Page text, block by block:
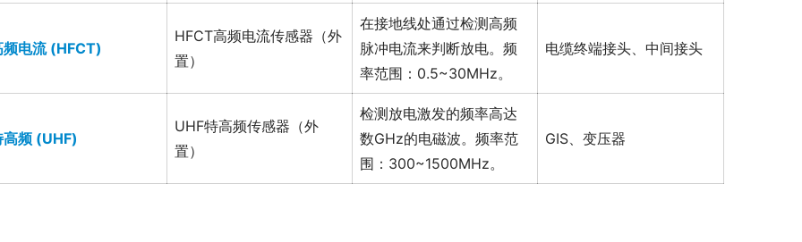
频电流 (HFCT)
HFCT高频电流传感器（外
置）
在接地线处通过检测高频
脉冲电流来判断放电。频
率范围：0.5~30MHz。
电缆终端接头、中间接头
高频 (UHF)
UHF特高频传感器（外
置）
检测放电激发的频率高达
数GHz的电磁波。频率范
围：300~1500MHz。
GIS、变压器